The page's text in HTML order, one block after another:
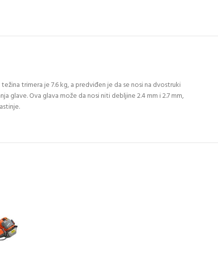
trimera je 7.6 kg, a predviđen je da se nosi na dvostruki
Ova glava može da nosi niti debljine 2.4 mm i 2.7 mm,